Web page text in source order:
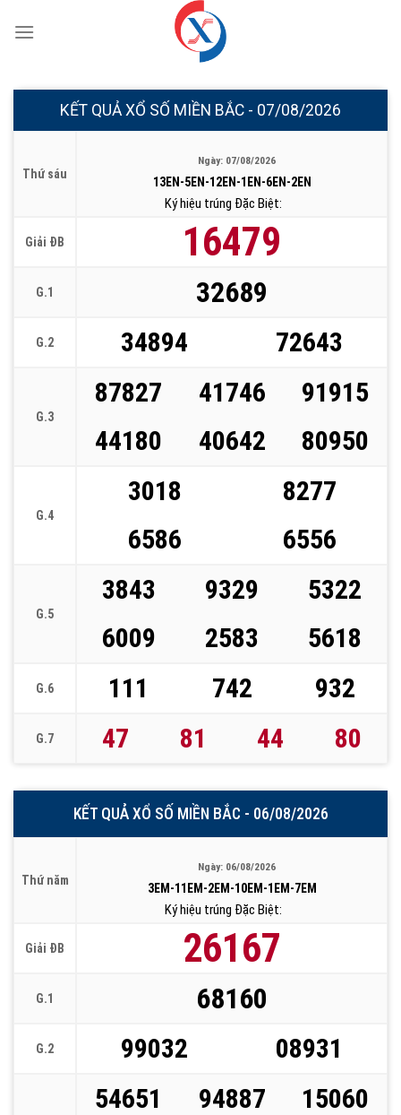
đến
KẾT QUẢ XỔ SỐ MIỀN BẮC - 07/08/2026
Thứ sáu
Ngày: 07/08/2026
13EN-5EN-12EN-1EN-6EN-2EN
Ký hiệu trúng Đặc Biệt:
Giải ĐB 16479
G.1 32689
G.2 34894 72643
G.3
87827 41746
91915
44180
40642 80950
G.4
3018
8277
6586
6556
G.5
3843 9329
5322
6009
2583 5618
G.6 111 742 932
G.7 47 81 44 80
KẾT QUẢ XỔ SỐ MIỀN BẮC - 06/08/2026
Thứ năm
Ngày: 06/08/2026
3EM-11EM-2EM-10EM-1EM-7EM
Ký hiệu trúng Đặc Biệt:
Giải ĐB 26167
G.1 68160
G.2 99032 08931
54651 94887
15060